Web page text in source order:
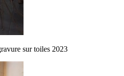
sur toiles 2023